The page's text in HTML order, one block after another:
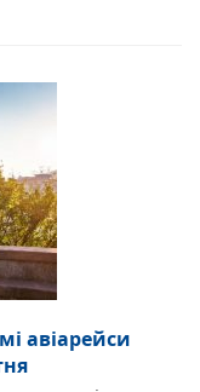
авіарейси